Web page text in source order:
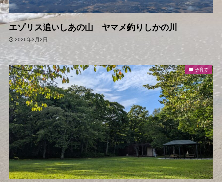
エゾリス追いしあの山 ヤマメ釣りしかの川
2026年3月2日
子育て